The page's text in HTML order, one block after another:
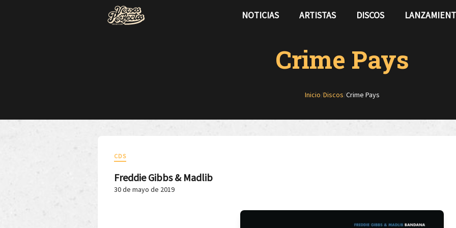
NOTICIAS ARTISTAS DISCOS
Crime Pays
Inicio/Discos/Crime Pays
CDS
Freddie Gibbs & Madlib
30 de mayo de 2019